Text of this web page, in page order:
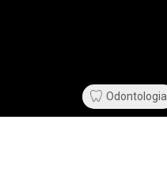
Odontologia